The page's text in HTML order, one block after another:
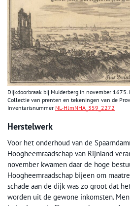
Dijkdoorbraak bij Muiderberg in november
Collectie van prenten en tekeningen van de
Inventarisnummer NL-HlmNHA_359_2272
Herstelwerk
Voor het onderhoud van de
Hoogheemraadschap van Rijnland
november kwamen daar de hoge
Hoogheemraadschap bijeen om
schade aan de dijk was zo groot dat
worden uit de gewone inkomsten.